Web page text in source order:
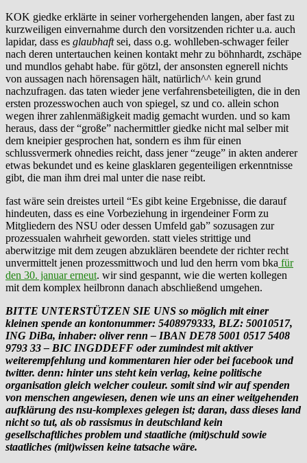
KOK giedke erklärte in seiner vorhergehenden langen, aber fast zu
kurzweiligen einvernahme durch den vorsitzenden richter u.a. auch
lapidar, dass es glaubhaftsei, dass o.g. wohlleben-schwager feiler
nach deren untertauchen keinen kontakt mehr zu böhnhardt, zschäpe
und mundlos gehabt habe. für götzl, der ansonsten egnerell nichts
von aussagen nach hörensagen hält, natürlich^^ kein grund
nachzufragen. das taten wieder jene verfahrensbeteiligten, die in den
ersten prozesswochen auch von spiegel, sz und co. allein schon
wegen ihrer zahlenmäßigkeit madig gemacht wurden. und so kam
heraus, dass der “große” nachermittler giedke nicht mal selber mit
dem kneipier gesprochen hat, sondern es ihm für einen
schlussvermerk ohnedies reicht, dass jener “zeuge” in akten anderer
etwas bekundet und es keine glasklaren gegenteiligen erkenntnisse
gibt, die man ihm drei mal unter die nase reibt.
fast wäre sein dreistes urteil “Es gibt keine Ergebnisse, die darauf
hindeuten, dass es eine Vorbeziehung in irgendeiner Form zu
Mitgliedern des NSU oder dessen Umfeld gab” sozusagen zur
prozessualen wahrheit geworden. statt vieles strittige und
aberwitzige mit dem zeugen abzuklären beendete der richter recht
unvermittelt jenen prozessmittwoch und lud den herrn vom bka für
den 30. januar erneut. wir sind gespannt, wie die werten kollegen
mit dem komplex heilbronn danach abschließend umgehen.
BITTE UNTERSTÜTZEN SIE UNS so möglich mit einer
kleinen spende an kontonummer: 5408979333, BLZ: 50010517,
ING DiBa, inhaber: oliver renn – IBAN DE78 5001 0517 5408
9793 33 – BIC INGDDEFF oder zumindest mit aktiver
weiterempfehlung und kommentaren hier oder bei facebook und
twitter. denn: hinter uns steht kein verlag, keine politische
organisation gleich welcher couleur. somit sind wir auf spenden
von menschen angewiesen, denen wie uns an einer weitgehenden
aufklärung des nsu-komplexes gelegen ist; daran, dass dieses land
nicht so tut, als ob rassismus in deutschland kein
gesellschaftliches problem und staatliche (mit)schuld sowie
staatliches (mit)wissen keine tatsache wäre.